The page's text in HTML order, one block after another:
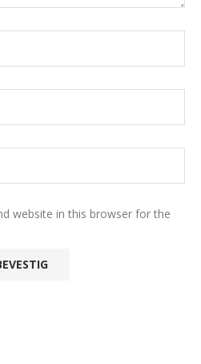
website in this browser for the